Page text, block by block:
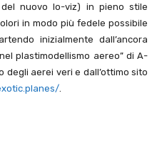
nuovo lo-viz) in pieno stile
in modo più fedele possibile
inizialmente dall’ancora
plastimodellismo aereo” di A-
degli aerei veri e dall’ottimo sito
.